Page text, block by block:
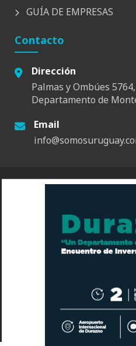
GUÍA DE EMPRESAS
Contacto
Dirección
Palmas y Ombúes
Departamento de
Email
© 2026 Somos Uruguay.